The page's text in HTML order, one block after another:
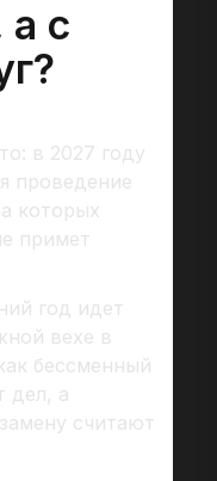
а с
в 2027 году
проведение
которых
примет
год идет
вехе в
бессменный
дел, а
считают